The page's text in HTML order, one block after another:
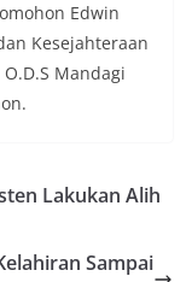
Edwin
Kesejahteraan
Mandagi
Lakukan Alih
Sampai